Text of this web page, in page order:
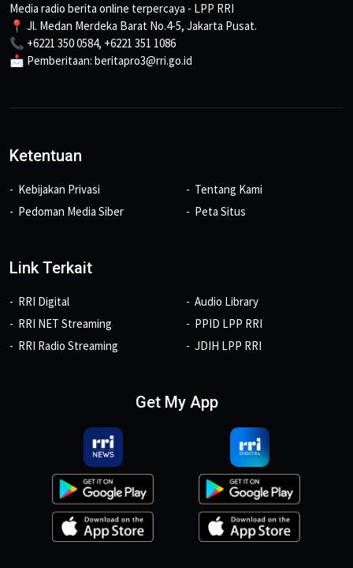
Media radio berita online terpercaya - LPP RRI
📍 Jl. Medan Merdeka Barat No.4-5, Jakarta Pusat.
📞 +6221 350 0584, +6221 351 1086
📩 Pemberitaan: beritapro3@rri.go.id
Ketentuan
Kebijakan Privasi
Pedoman Media Siber
Tentang Kami
Peta Situs
Link Terkait
RRI Digital
RRI NET Streaming
RRI Radio Streaming
Audio Library
PPID LPP RRI
JDIH LPP RRI
Get My App